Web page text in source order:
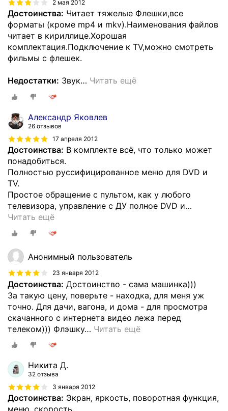
2 мая 2012
Достоинства: Читает тяжелые Флешки,все
форматы (кроме mp4 и mkv).Наименования файлов
читает в кириллице.Хорошая
комплектация.Подключение к TV,можно смотреть
фильмы с флешек.
Недостатки: Звук… Читать ещё
Александр Яковлев
26 отзывов
17 апреля 2012
Достоинства: В комплекте всё, что только может
понадобиться.
Полностью руссифицированное меню для DVD и
TV.
Простое обращение с пультом, как у любого
телевизора, управление с ДУ полное DVD и…
Читать ещё
Анонимный пользователь
23 января 2012
Достоинства: Достоинство - сама машинка)))
За такую цену, поверьте - находка, для меня уж
точно. Для дачи, вагона, и дома - для просмотра
скачанного с интернета видео лежа перед
телеком))) Флэшку… Читать ещё
Никита Д.
32 отзыва
3 января 2012
Достоинства: Экран, яркость, поворотная функция,